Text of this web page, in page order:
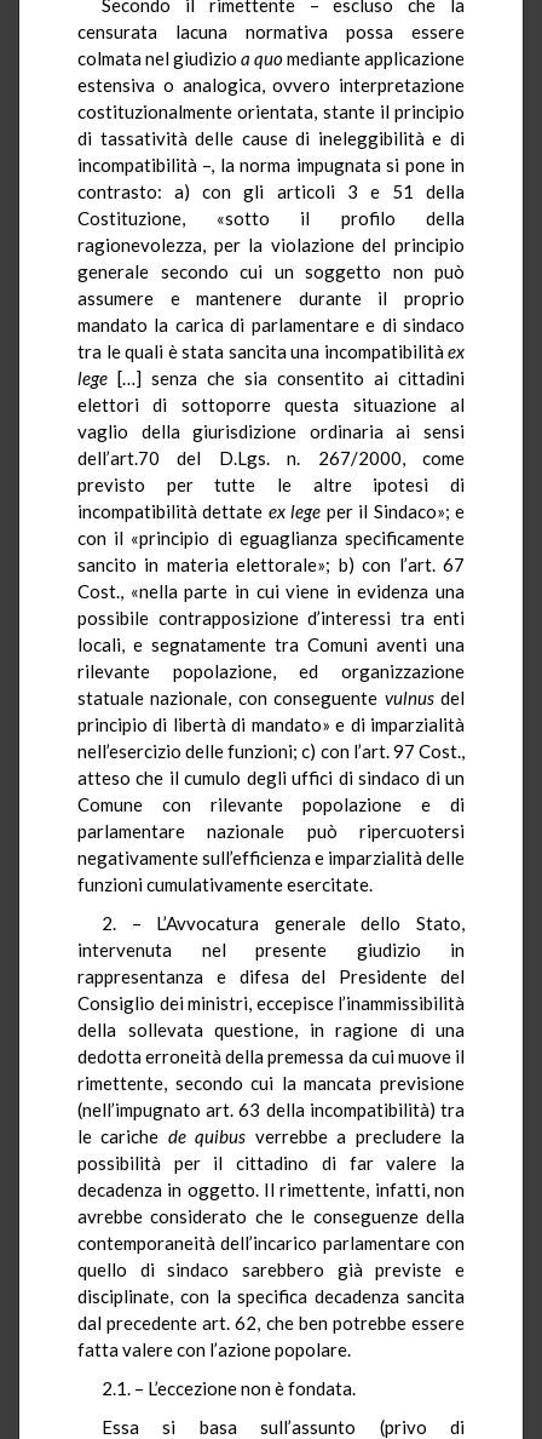
Secondo il rimettente – escluso che la
censurata lacuna normativa possa essere
colmata nel giudizio a quomediante applicazione
estensiva o analogica, ovvero interpretazione
costituzionalmente orientata, stante il principio
di tassatività delle cause di ineleggibilità e di
incompatibilità –, la norma impugnata si pone in
contrasto: a) con gli articoli 3 e 51 della
Costituzione, «sotto il profilo della
ragionevolezza, per la violazione del principio
generale secondo cui un soggetto non può
assumere e mantenere durante il proprio
mandato la carica di parlamentare e di sindaco
tra le quali è stata sancita una incompatibilitàex
lege […] senza che sia consentito ai cittadini
elettori di sottoporre questa situazione al
vaglio della giurisdizione ordinaria ai sensi
dell’art.70 del D.Lgs. n. 267/2000, come
previsto per tutte le altre ipotesi di
incompatibilità dettate ex lege per il Sindaco»; e
con il «principio di eguaglianza specificamente
sancito in materia elettorale»; b) con l’art. 67
Cost., «nella parte in cui viene in evidenza una
possibile contrapposizione d’interessi tra enti
locali, e segnatamente tra Comuni aventi una
rilevante popolazione, ed organizzazione
statuale nazionale, con conseguente vulnusdel
principio di libertà di mandato» e di imparzialità
nell’esercizio delle funzioni; c) con l’art. 97 Cost.,
atteso che il cumulo degli uffici di sindaco di un
Comune con rilevante popolazione e di
parlamentare nazionale può ripercuotersi
negativamente sull’efficienza e imparzialità delle
funzioni cumulativamente esercitate.
2. – L’Avvocatura generale dello Stato,
intervenuta nel presente giudizio in
rappresentanza e difesa del Presidente del
Consiglio dei ministri, eccepisce l’inammissibilità
della sollevata questione, in ragione di una
dedotta erroneità della premessa da cui muove il
rimettente, secondo cui la mancata previsione
(nell’impugnato art. 63 della incompatibilità) tra
le cariche de quibus verrebbe a precludere la
possibilità per il cittadino di far valere la
decadenza in oggetto. Il rimettente, infatti, non
avrebbe considerato che le conseguenze della
contemporaneità dell’incarico parlamentare con
quello di sindaco sarebbero già previste e
disciplinate, con la specifica decadenza sancita
dal precedente art. 62, che ben potrebbe essere
fatta valere con l’azione popolare.
2.1. – L’eccezione non è fondata.
Essa si basa sull’assunto (privo di